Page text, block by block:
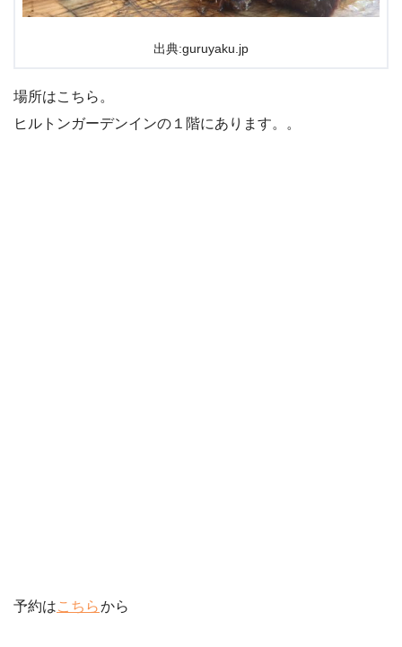
出典:guruyaku.jp
場所はこちら。
ヒルトンガーデンインの１階にあります。。
予約はこちらから